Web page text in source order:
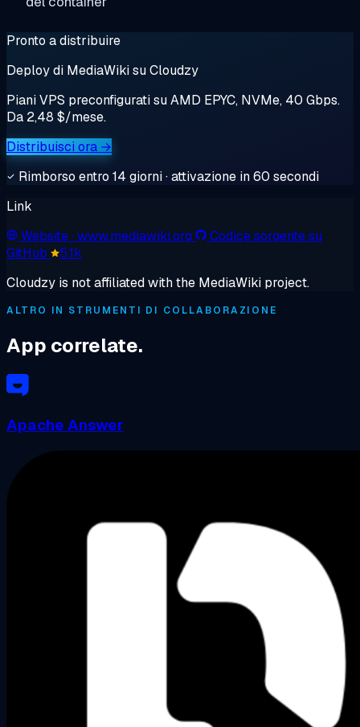
Pronto a distribuire
Deploy di MediaWiki su Cloudzy
Piani VPS preconfigurati su AMD EPYC, NVMe, 40 Gbps.
Da 2,48 $/mese.
Distribuisci ora →
Rimborso entro 14 giorni · attivazione in 60 secondi
Link
Website· www.mediawiki.org
Codice sorgente su
GitHub
5.1k
Cloudzy is not affiliated with the MediaWiki project.
ALTRO IN STRUMENTI DI COLLABORAZIONE
App correlate.
Apache Answer